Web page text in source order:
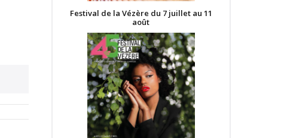
Festival de la Vézère du 7 juillet au 11
août